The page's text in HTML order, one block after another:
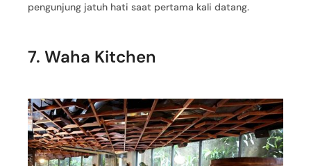
pengunjung jatuh hati saat pertama kali datang.
7. Waha Kitchen